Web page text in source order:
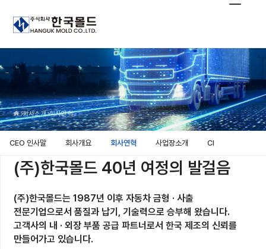
회사소개 회사연혁
CEO 인사말 회사개요 회사연혁 사업장소개 CI
(주)한국몰드 40년 여정의 발걸음
(주)한국몰드는 1987년 이후 자동차 금형 · 사출
전문기업으로서 품질과 납기, 기술력으로 승부해 왔습니다.
고객사의 내 · 외장 부품 공급 파트너로서 한국 제조의 신뢰를
만들어가고 있습니다.